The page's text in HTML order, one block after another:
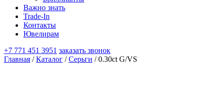
Важно знать
Trade-In
Контакты
Ювелирам
+7 771 451 3951 заказать звонок
Главная /Каталог /Серьги / 0.30ct G/VS